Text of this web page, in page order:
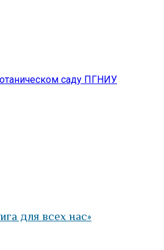
саду ПГНИУ
для всех нас»